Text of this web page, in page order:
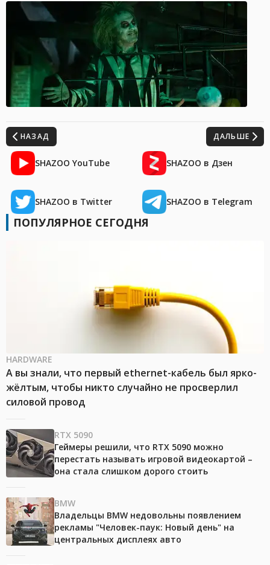
НАЗАД ДАЛЬШЕ
SHAZOO YouTube SHAZOO в Дзен
SHAZOO в Twitter SHAZOO в Telegram
ПОПУЛЯРНОЕ СЕГОДНЯ
HARDWARE
А вы знали, что первый ethernet-кабель был ярко-
жёлтым, чтобы никто случайно не просверлил
силовой провод
RTX 5090
Геймеры решили, что RTX 5090 можно
перестать называть игровой видеокартой –
она стала слишком дорого стоить
BMW
Владельцы BMW недовольны появлением
рекламы "Человек-паук: Новый день" на
центральных дисплеях авто